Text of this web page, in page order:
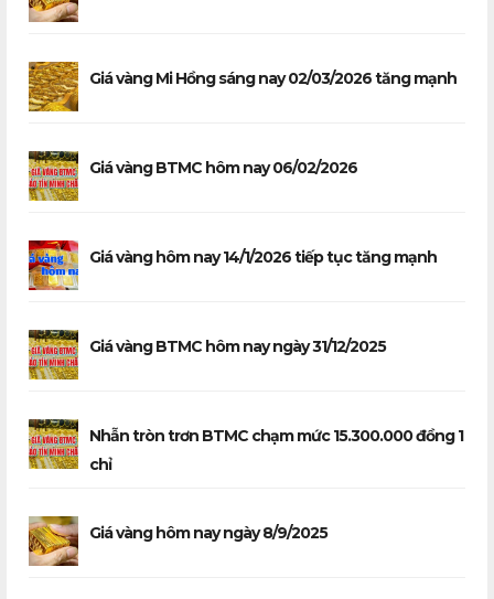
Giá vàng Mi Hồng sáng nay 02/03/2026 tăng mạnh
Giá vàng BTMC hôm nay 06/02/2026
Giá vàng hôm nay 14/1/2026 tiếp tục tăng mạnh
Giá vàng BTMC hôm nay ngày 31/12/2025
Nhẫn tròn trơn BTMC chạm mức 15.300.000 đồng 1
chỉ
Giá vàng hôm nay ngày 8/9/2025